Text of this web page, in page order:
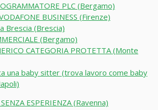
PLC (Bergamo)
BUSINESS (Firenze)
Brescia (Brescia)
(Bergamo)
CATEGORIA PROTETTA (Monte
una baby sitter (trova lavoro come baby
ESPERIENZA (Ravenna)